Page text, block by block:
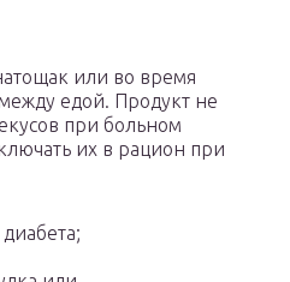
или во время
едой. Продукт не
при больном
их в рацион при